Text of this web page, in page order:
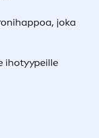
joka
ihotyypeille